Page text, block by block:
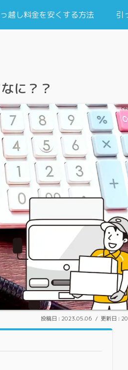
越し料金を安くする方法 引
に？？
2023.05.06